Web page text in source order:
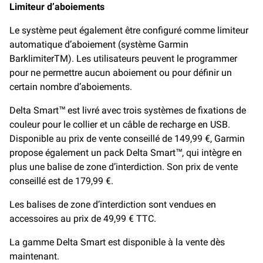
Limiteur d’aboiements
Le système peut également être configuré comme limiteur
automatique d’aboiement (système Garmin
BarklimiterTM). Les utilisateurs peuvent le programmer
pour ne permettre aucun aboiement ou pour définir un
certain nombre d’aboiements.
Delta Smart™ est livré avec trois systèmes de fixations de
couleur pour le collier et un câble de recharge en USB.
Disponible au prix de vente conseillé de 149,99 €, Garmin
propose également un pack Delta Smart™, qui intègre en
plus une balise de zone d’interdiction. Son prix de vente
conseillé est de 179,99 €.
Les balises de zone d’interdiction sont vendues en
accessoires au prix de 49,99 € TTC.
La gamme Delta Smart est disponible à la vente dès
maintenant.